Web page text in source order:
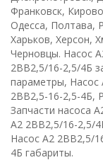
Франковск,
Одесса, Полтава,
Харьков, Херсон,
Черновцы. Насос
2ВВ2,5/16-2,5/4Б
параметры, Насос
2ВВ2,5-16-2,5-4Б,
Запчасти насоса
А2 2ВВ2,5/16-2,5/
Насос А2 2ВВ2,5/
4Б габариты.